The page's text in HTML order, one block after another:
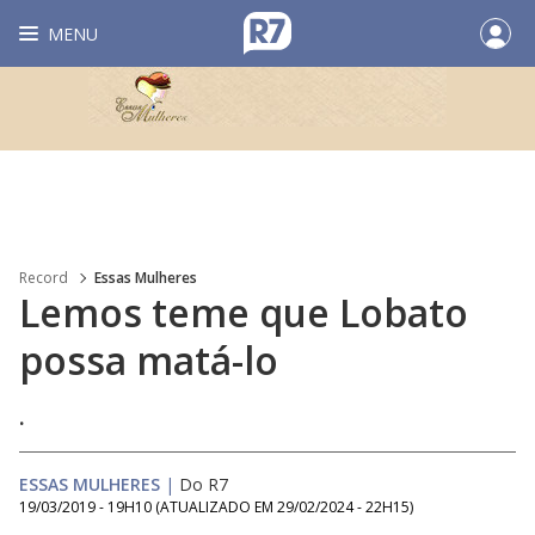
MENU
Record Essas Mulheres
Lemos teme que Lobato
possa matá-lo
.
ESSAS MULHERES | Do R7
19/03/2019 - 19H10 (ATUALIZADO EM 29/02/2024 - 22H15)